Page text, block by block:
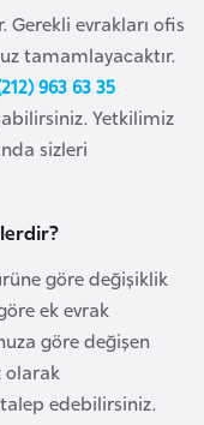
evrakları ofis
tamamlayacaktır.
963 63 35
Yetkilimiz
sizleri
göre değişiklik
ek evrak
göre değişen
olarak
edebilirsiniz.